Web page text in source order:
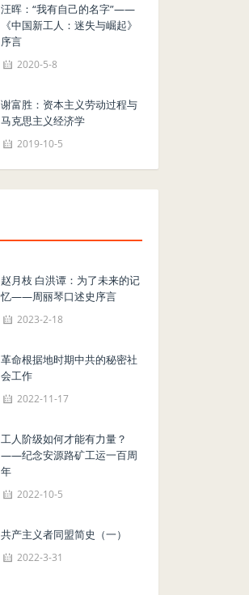
汪晖：“我有自己的名字”——
《中国新工人：迷失与崛起》
序言
2020-5-8
谢富胜：资本主义劳动过程与
马克思主义经济学
2019-10-5
赵月枝 白洪谭：为了未来的记
忆——周丽琴口述史序言
2023-2-18
革命根据地时期中共的秘密社
会工作
2022-11-17
工人阶级如何才能有力量？
——纪念安源路矿工运一百周
年
2022-10-5
共产主义者同盟简史（一）
2022-3-31